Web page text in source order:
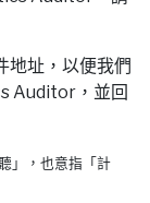
地址，以便我們
Auditor，並回
」，也意指「計